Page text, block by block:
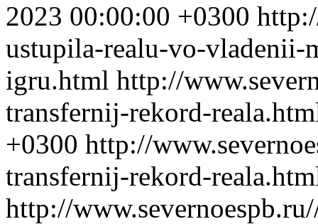
2023 00:00:00 +0300
ustupila-realu-vo-vladenii-
igru.html http://
transfernij-rekord-
+0300 http://
transfernij-rekord-
http://